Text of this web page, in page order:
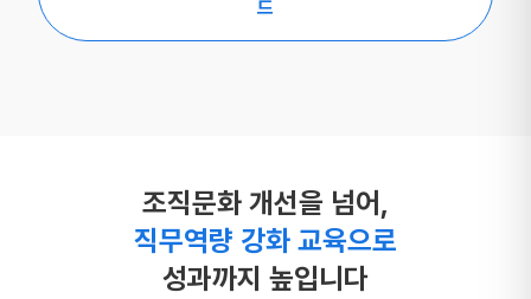
드
조직문화 개선을 넘어,
직무역량 강화 교육으로
성과까지 높입니다